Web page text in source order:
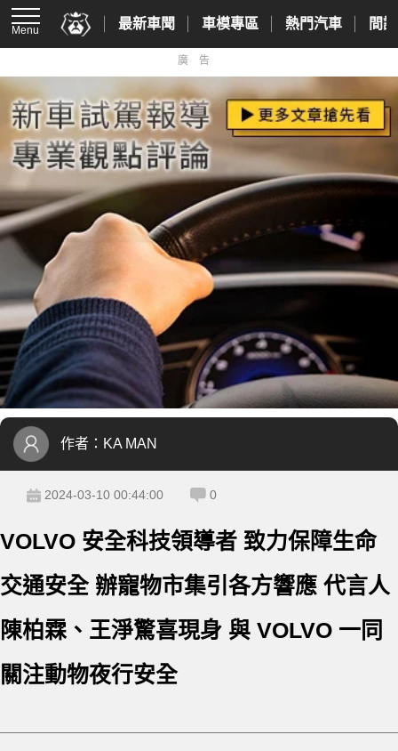
Menu 最新車聞 車模專區 熱門汽車 間
廣告
作者： KA MAN
2024-03-10 00:44:00 0
VOLVO 安全科技領導者 致力保障生命
交通安全 辦寵物市集引各方響應 代言人
陳柏霖、王淨驚喜現身 與 VOLVO 一同
關注動物夜行安全